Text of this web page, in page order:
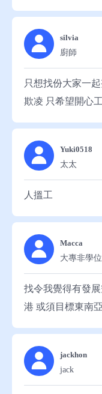
員 - 研發「太極養生八式」課程， **深圳南山中小
學 | 特聘武術教師** ### 【獲獎榮譽】 🏆 全國
武術錦標賽 拳術
傳承人 ### 【專業技能】 ✓ 武術教學體系開發 ✓ 賽
傷康復指導 ### 【其他技能】 ▸ 語言：普通話（母
語）、 ▸ 特長：道家養生功 ###
武入道」踐行者
失風趣，注重武德培養
向】 意向職位：武術總教練/傳統文化顧問/國際培訓
導師 工作類型：全職/特聘專家 可到職時間：即時 **
附加說明** 持有香港居民身份證，可合法在港從事
教學工作。
silvia
廚師
只想找份大家一
欺凌 只希望開心
Yuki0518
太太
人搵工
Macca
大專非學
找令我覺得有發
港 或須目標東南
jackhon
jack